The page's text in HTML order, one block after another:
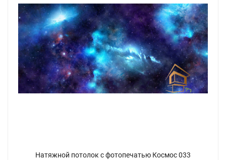
Натяжной потолок с фотопечатью Космос 033